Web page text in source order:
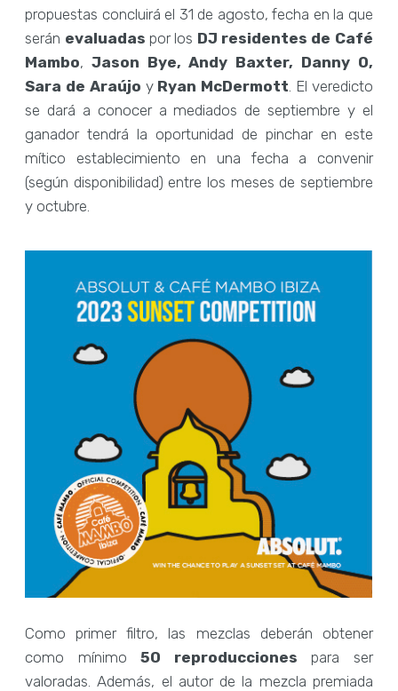
propuestas concluirá el 31 de agosto, fecha en la que
serán evaluadas por los DJ residentes de Café
Mambo, Jason Bye, Andy Baxter, Danny O,
Sara de Araújo yRyan McDermott. El veredicto
se dará a conocer a mediados de septiembre y el
ganador tendrá la oportunidad de pinchar en este
mítico establecimiento en una fecha a convenir
(según disponibilidad) entre los meses de septiembre
y octubre.
Como primer filtro, las mezclas deberán obtener
como mínimo 50 reproducciones para ser
valoradas. Además, el autor de la mezcla premiada